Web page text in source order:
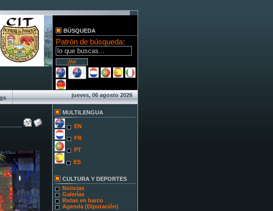
BÚSQUEDA
Patrón de búsqueda:
jueves, 06 agosto 2026
MULTILENGUA
EN
FR
PT
ES
CULTURA Y DEPORTES
Noticias
Galerías
Rutas en barco
Agenda (Diputación)